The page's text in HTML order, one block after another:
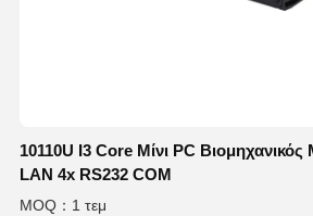
10110U I3 Core Μίνι PC Βιομηχανικός
LAN 4x RS232 COM
MOQ：1 τεμ